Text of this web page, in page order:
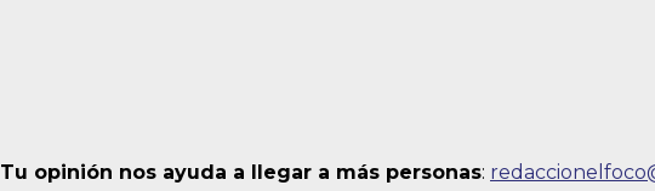
Tu opinión nos ayuda a llegar a más personas: